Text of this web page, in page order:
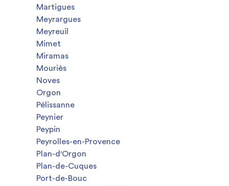
Martigues
Meyrargues
Meyreuil
Mimet
Miramas
Mouriès
Noves
Orgon
Pélissanne
Peynier
Peypin
Peyrolles-en-Provence
Plan-d'Orgon
Plan-de-Cuques
Port-de-Bouc